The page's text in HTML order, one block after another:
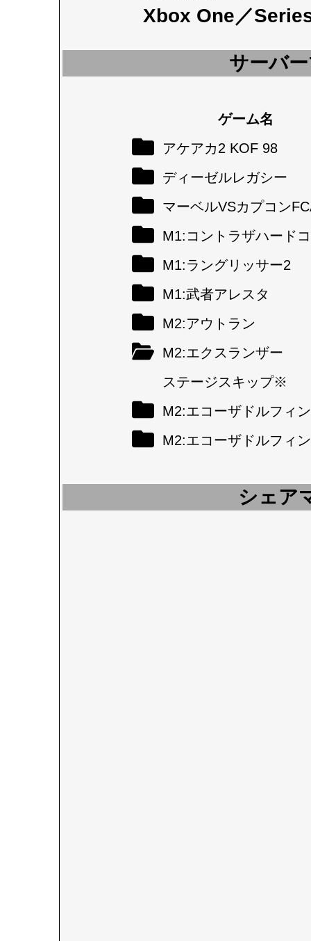
Xbox One／
サーバ
ゲーム名
アケアカ2 KOF 98
ディーゼルレガシー
マーベルVSカプコン
M1:コントラザハード
M1:ラングリッサー2
M1:武者アレスタ
M2:アウトラン
M2:エクスランザー
ステージスキップ※
M2:エコーザドルフィン
M2:エコーザドルフィ
シェア